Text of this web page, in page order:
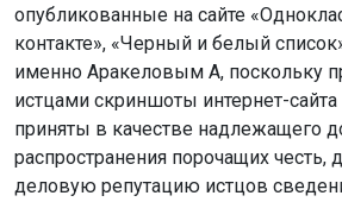
опубликованные на сайте
контакте», «Черный и белый
именно Аракеловым А, поскольку
истцами скриншоты интернет-
приняты в качестве надлежащего
распространения порочащих честь,
деловую репутацию истцов